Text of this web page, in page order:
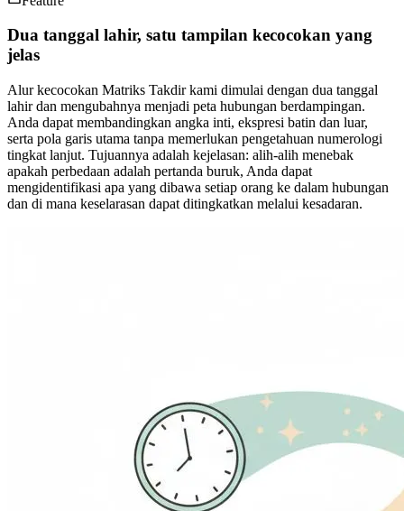
Dua tanggal lahir, satu tampilan kecocokan yang
jelas
Alur kecocokan Matriks Takdir kami dimulai dengan dua tanggal
lahir dan mengubahnya menjadi peta hubungan berdampingan.
Anda dapat membandingkan angka inti, ekspresi batin dan luar,
serta pola garis utama tanpa memerlukan pengetahuan numerologi
tingkat lanjut. Tujuannya adalah kejelasan: alih-alih menebak
apakah perbedaan adalah pertanda buruk, Anda dapat
mengidentifikasi apa yang dibawa setiap orang ke dalam hubungan
dan di mana keselarasan dapat ditingkatkan melalui kesadaran.